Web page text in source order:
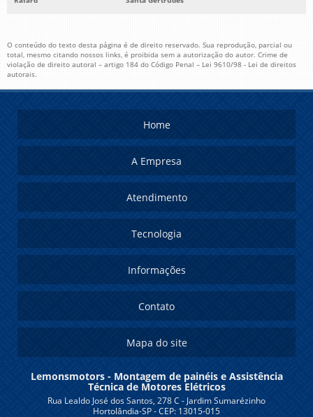
O conteúdo do texto desta página é de direito reservado. Sua reprodução, parcial ou
total, mesmo citando nossos links, é proibida sem a autorização do autor. Crime de
violação de direito autoral – artigo 184 do Código Penal – Lei 9610/98 - Lei de direitos
autorais.
Home
A Empresa
Atendimento
Tecnologia
Informações
Contato
Mapa do site
Lemonsmotors - Montagem de painéis e Assistência
Técnica de Motores Elétricos
Rua Lealdo José dos Santos, 278 C - Jardim Sumarézinho
Hortolândia-SP - CEP: 13015-015